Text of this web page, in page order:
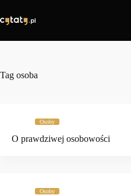
treści
Tag osoba
Osoby
O prawdziwej osobowości
Osoby